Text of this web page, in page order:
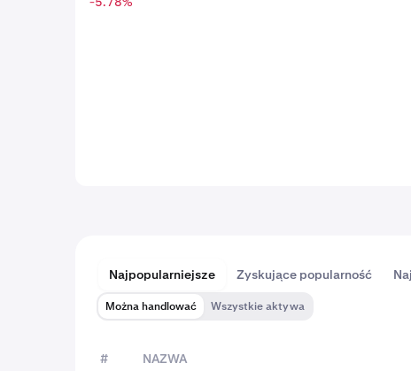
Najpopularniejsze Zyskujące popularność
Można handlować Wszystkie aktywa
# NAZWA